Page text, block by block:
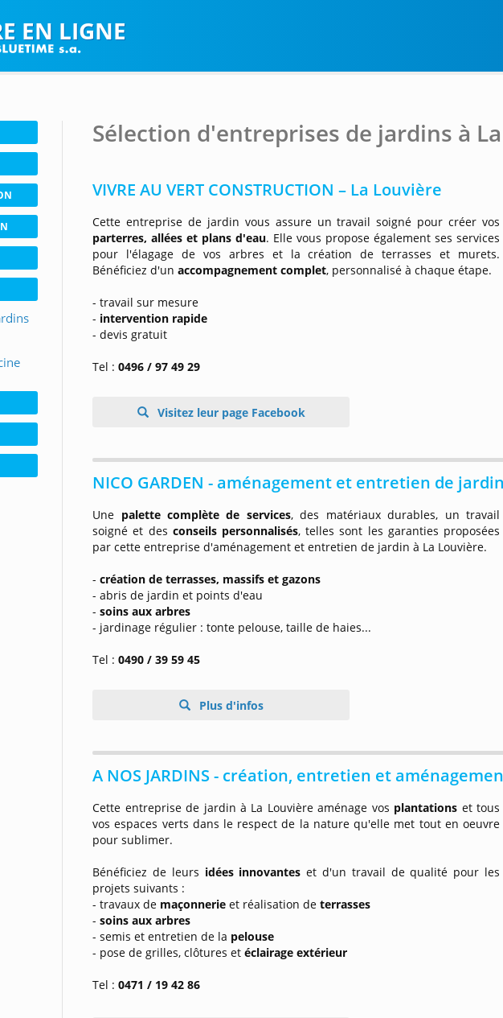
EN LIGNE
Sélection d'entreprises de jardins à
VIVRE AU VERT CONSTRUCTION – La Louvière
Cette entreprise de jardin vous assure un travail soigné pour créer vos
parterres, allées et plans d'eau. Elle vous propose également ses services
pour l'élagage de vos arbres et la création de terrasses et murets.
Bénéficiez d'unaccompagnement complet, personnalisé à chaque étape.
- travail sur mesure
- intervention rapide
- devis gratuit
Tel :0496 / 97 49 29
Visitez leur page Facebook
NICO GARDEN - aménagement et entretien de
Une palette complète de services, des matériaux durables, un travail
soigné et des conseils personnalisés, telles sont les garanties proposées
par cette entreprise d'aménagement et entretien de jardin à La Louvière.
-création de terrasses, massifs et gazons
- abris de jardin et points d'eau
- soins aux arbres
- jardinage régulier : tonte pelouse, taille de haies...
Tel :0490 / 39 59 45
Plus d'infos
A NOS JARDINS - création, entretien et
Cette entreprise de jardin à La Louvière aménage vos plantations et tous
vos espaces verts dans le respect de la nature qu'elle met tout en oeuvre
pour sublimer.
Bénéficiez de leurs idées innovanteset d'un travail de qualité pour les
projets suivants :
- travaux de maçonnerieet réalisation deterrasses
-soins aux arbres
- semis et entretien de la pelouse
- pose de grilles, clôtures etéclairage extérieur
Tel :0471 / 19 42 86